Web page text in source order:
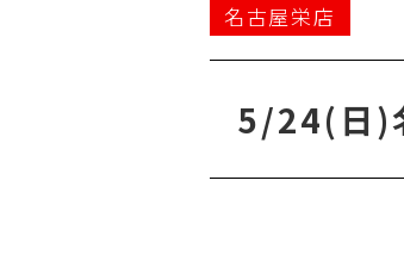
名古屋栄店
5/24(日)